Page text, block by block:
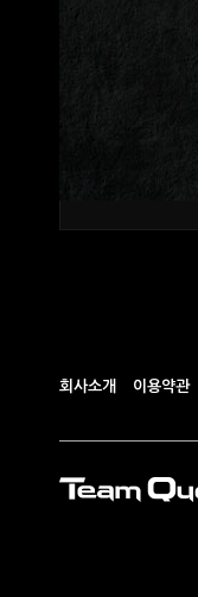
회사소개 이용약관